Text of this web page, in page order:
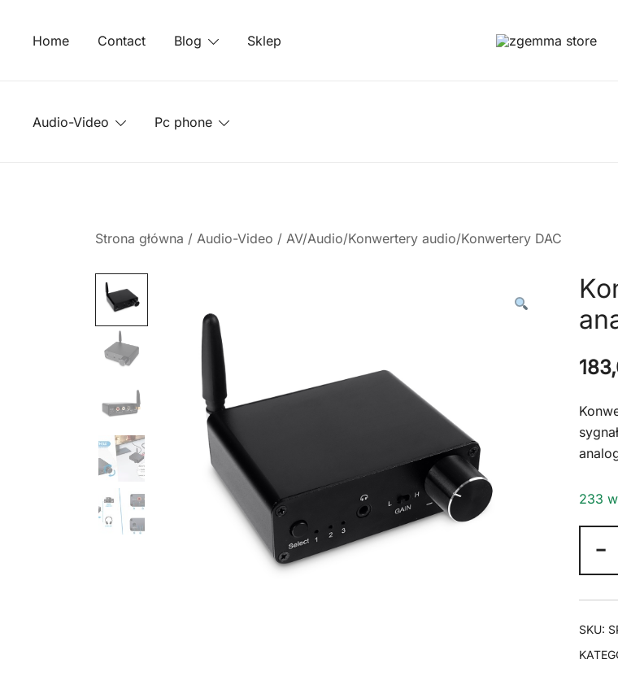
Home Contact Blog Sklep
Audio-Video Pc phone
Strona główna / Audio-Video / AV/Audio/Konwertery audio/Konwertery DAC
233
-
SKU: